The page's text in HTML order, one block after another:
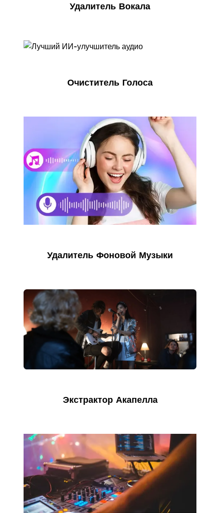
Удалитель Вокала
Очиститель Голоса
Удалитель Фоновой Музыки
Экстрактор Акапелла